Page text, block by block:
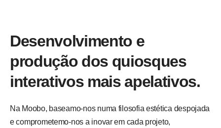
Desenvolvimento e
produção dos quiosques
interativos mais apelativos.
Na Moobo, baseamo-nos numa filosofia estética despojada
e comprometemo-nos a inovar em cada projeto,